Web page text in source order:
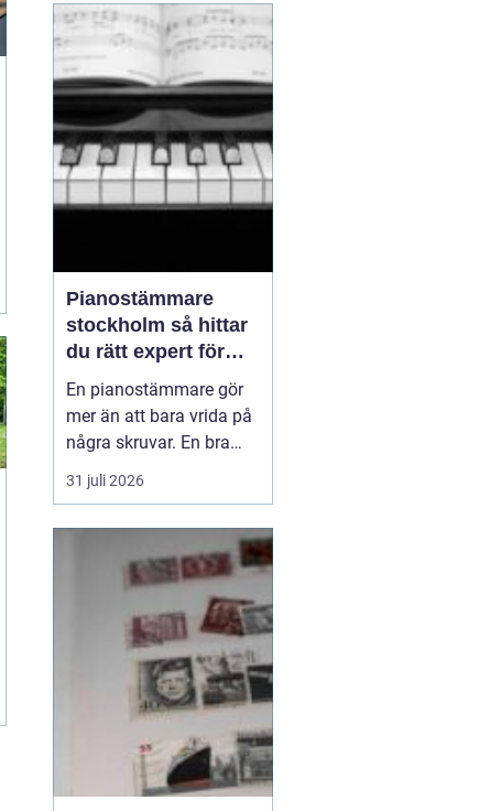
fungera tillsammans,
gärna under många år. I
Nacka finns ett brett
utbud av förskolor, både
kommunala och
friståen...
Pianostämmare
stockholm så hittar
du rätt expert för
ditt piano
En pianostämmare gör
mer än att bara vrida på
några skruvar. En bra
stämning påverkar hur
pianot låter, känns och
som Stockholm, där
många bor i lägenhet
och klimatet växlar
kraftigt mellan
årstiderna, ställs extra
31 juli 2026